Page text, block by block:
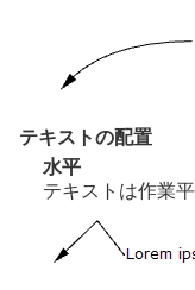
テキストの配置
水平
テキストは作業